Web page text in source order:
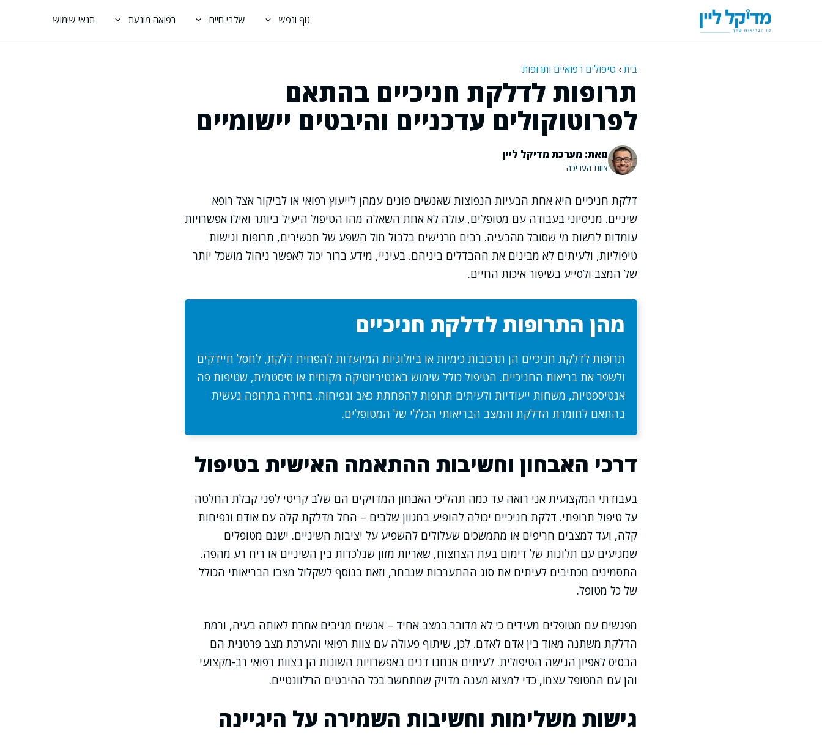
גוף ונפש שלבי חיים רפואה מונעת תנאי שימוש
בית› טיפולים רפואיים ותרופות
תרופות לדלקת חניכיים בהתאם
לפרוטוקולים עדכניים והיבטים יישומיים
מאת: מערכת מדיקל ליין
צוות העריכה
דלקת חניכיים היא אחת הבעיות הנפוצות שאנשים פונים עמהן לייעוץ רפואי או לביקור אצל רופא
שיניים. מניסיוני בעבודה עם מטופלים, עולה לא אחת השאלה מהו הטיפול היעיל ביותר ואילו אפשרויות
עומדות לרשות מי שסובל מהבעיה. רבים מרגישים בלבול מול השפע של תכשירים, תרופות וגישות
טיפוליות, ולעיתים לא מבינים את ההבדלים ביניהם. בעיניי, מידע ברור יכול לאפשר ניהול מושכל יותר
של המצב ולסייע בשיפור איכות החיים.
מהן התרופות לדלקת חניכיים
תרופות לדלקת חניכיים הן תרכובות כימיות או ביולוגיות המיועדות להפחית דלקת, לחסל חיידקים
ולשפר את בריאות החניכיים. הטיפול כולל שימוש באנטיביוטיקה מקומית או סיסטמית, שטיפות פה
אנטיספטיות, משחות ייעודיות ולעיתים תרופות להפחתת כאב ונפיחות. בחירה בתרופה נעשית
בהתאם לחומרת הדלקת והמצב הבריאותי הכללי של המטופלים.
דרכי האבחון וחשיבות ההתאמה האישית בטיפול
בעבודתי המקצועית אני רואה עד כמה תהליכי האבחון המדויקים הם שלב קריטי לפני קבלת החלטה
על טיפול תרופתי. דלקת חניכיים יכולה להופיע במגוון שלבים – החל מדלקת קלה עם אודם ונפיחות
קלה, ועד למצבים חריפים או מתמשכים שעלולים להשפיע על יציבות השיניים. ישנם מטופלים
שמגיעים עם תלונות של דימום בעת הצחצוח, שאריות מזון שנלכדות בין השיניים או ריח רע מהפה.
התסמינים מכתיבים לעיתים את סוג ההתערבות שנבחר, וזאת בנוסף לשקלול מצבו הבריאותי הכולל
של כל מטופל.
מפגשים עם מטופלים מעידים כי לא מדובר במצב אחיד – אנשים מגיבים אחרת לאותה בעיה, ורמת
הדלקת משתנה מאוד בין אדם לאדם. לכן, שיתוף פעולה עם צוות רפואי והערכת מצב פרטנית הם
הבסיס לאפיון הגישה הטיפולית. לעיתים אנחנו דנים באפשרויות השונות הן בצוות רפואי רב-מקצועי
והן עם המטופל עצמו, כדי למצוא מענה מדויק שמתחשב בכל ההיבטים הרלוונטיים.
גישות משלימות וחשיבות השמירה על היגיינה